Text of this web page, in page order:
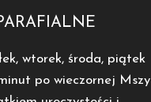
wtorek, środa, piątek
po wieczornej Mszy